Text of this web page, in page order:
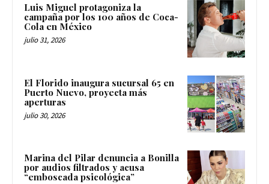
Luis Miguel protagoniza la
campaña por los 100 años de Coca-
Cola en México
julio 31, 2026
El Florido inaugura sucursal 65 en
Puerto Nuevo, proyecta más
aperturas
julio 30, 2026
Marina del Pilar denuncia a Bonilla
por audios filtrados y acusa
“emboscada psicológica”